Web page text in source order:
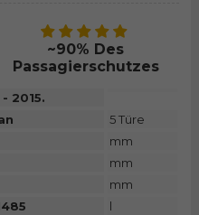
~90% Des
Passagierschutzes
2015.
5 Türe
mm
mm
mm
l